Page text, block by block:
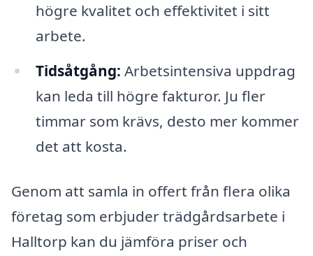
högre kvalitet och effektivitet i sitt
arbete.
Tidsåtgång: Arbetsintensiva uppdrag
kan leda till högre fakturor. Ju fler
timmar som krävs, desto mer kommer
det att kosta.
Genom att samla in offert från flera olika
företag som erbjuder trädgårdsarbete i
Halltorp kan du jämföra priser och